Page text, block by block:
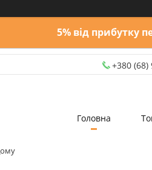
5% від прибутку
+380 (68)
Головна